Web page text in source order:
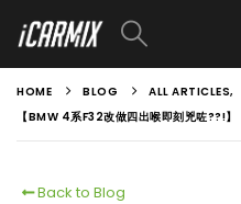
HOME BLOG ALL ARTICLES,
【BMW 4系F32改做四出喉即刻兇咗??!】
Back to Blog